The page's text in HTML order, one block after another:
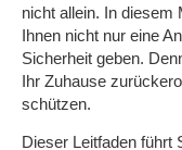
nicht allein. In diesem
Ihnen nicht nur eine
Sicherheit geben.
Ihr Zuhause
schützen.
Dieser Leitfaden führt